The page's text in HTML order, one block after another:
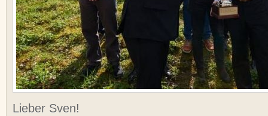
Lieber Sven!